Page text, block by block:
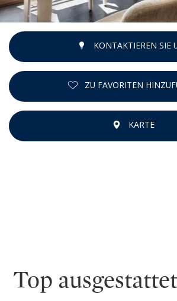
KONTAKTIEREN SIE
ZU FAVORITEN
KARTE
Top